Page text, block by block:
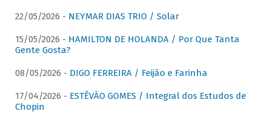
22/05/2026 - NEYMAR DIAS TRIO / Solar
15/05/2026 - HAMILTON DE HOLANDA / Por Que Tanta
Gente Gosta?
08/05/2026 - DIGO FERREIRA / Feijão e Farinha
17/04/2026 - ESTÊVÃO GOMES / Integral dos Estudos de
Chopin